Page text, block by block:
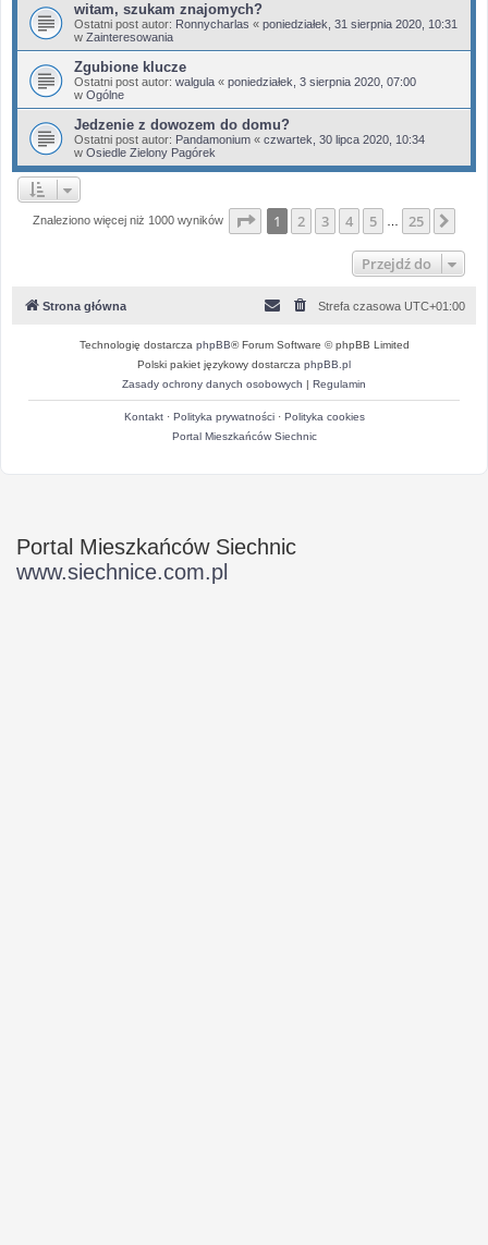
witam, szukam znajomych?
Ostatni post autor: Ronnycharlas « poniedziałek, 31 sierpnia 2020, 10:31
w Zainteresowania
Zgubione klucze
Ostatni post autor: walgula « poniedziałek, 3 sierpnia 2020, 07:00
w Ogólne
Jedzenie z dowozem do domu?
Ostatni post autor: Pandamonium « czwartek, 30 lipca 2020, 10:34
w Osiedle Zielony Pagórek
Znaleziono więcej niż 1000 wyników Strona z25
1 2 3 4 5 25
Przejdź do
Strona główna Strefa czasowa UTC+01:00
Technologię dostarcza phpBB® Forum Software © phpBB Limited
Polski pakiet językowy dostarcza phpBB.pl
Zasady ochrony danych osobowych | Regulamin
Kontakt· Polityka prywatności· Polityka cookies
Portal Mieszkańców Siechnic
Portal Mieszkańców Siechnic
www.siechnice.com.pl